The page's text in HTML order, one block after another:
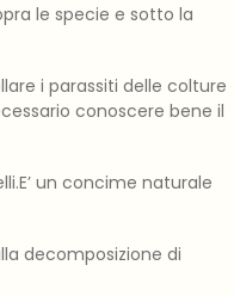
le specie e sotto la
i parassiti delle colture
conoscere bene il
un concime naturale
decomposizione di